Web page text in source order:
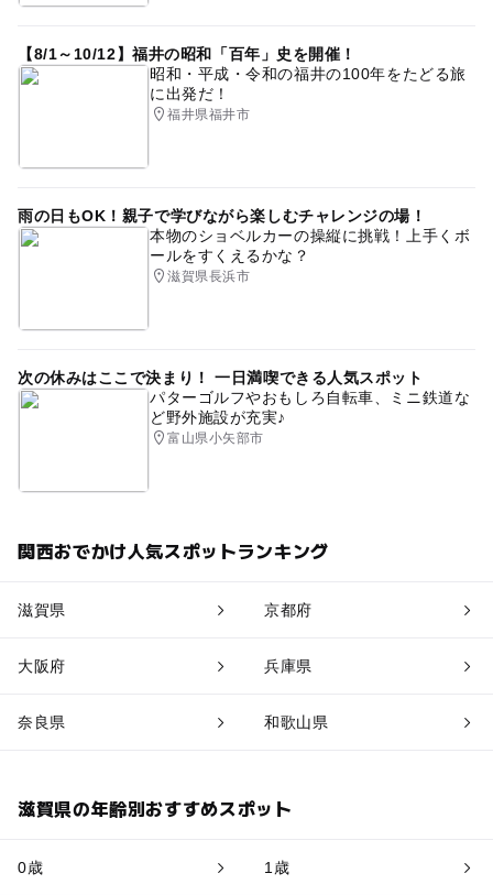
【8/1～10/12】福井の昭和「百年」史を開催！
昭和・平成・令和の福井の100年をたどる旅
に出発だ！
福井県福井市
雨の日もOK！親子で学びながら楽しむチャレンジの場！
本物のショベルカーの操縦に挑戦！上手くボ
ールをすくえるかな？
滋賀県長浜市
次の休みはここで決まり！ 一日満喫できる人気スポット
パターゴルフやおもしろ自転車、ミニ鉄道な
ど野外施設が充実♪
富山県小矢部市
関西おでかけ人気スポットランキング
滋賀県 京都府
大阪府 兵庫県
奈良県 和歌山県
滋賀県の年齢別おすすめスポット
0歳 1歳